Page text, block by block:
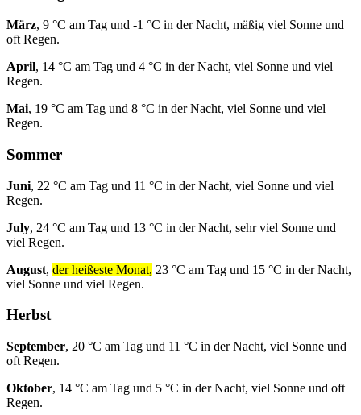
März, 9 °C am Tag und -1 °C in der Nacht, mäßig viel Sonne und
oft Regen.
April, 14 °C am Tag und 4 °C in der Nacht, viel Sonne und viel
Regen.
Mai, 19 °C am Tag und 8 °C in der Nacht, viel Sonne und viel
Regen.
Sommer
Juni, 22 °C am Tag und 11 °C in der Nacht, viel Sonne und viel
Regen.
July, 24 °C am Tag und 13 °C in der Nacht, sehr viel Sonne und
viel Regen.
August, der heißeste Monat, 23 °C am Tag und 15 °C in der Nacht,
viel Sonne und viel Regen.
Herbst
September, 20 °C am Tag und 11 °C in der Nacht, viel Sonne und
oft Regen.
Oktober, 14 °C am Tag und 5 °C in der Nacht, viel Sonne und oft
Regen.